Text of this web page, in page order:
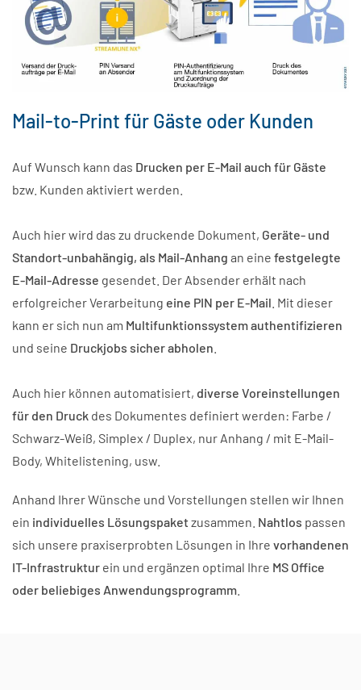
Mail-to-Print für Gäste oder Kunden
Auf Wunsch kann das Drucken per E-Mail auch für Gäste
bzw. Kunden aktiviert werden.
Auch hier wird das zu druckende Dokument, Geräte- und
Standort-unbahängig, als Mail-Anhang an eine festgelegte
E-Mail-Adresse gesendet. Der Absender erhält nach
erfolgreicher Verarbeitung eine PIN per E-Mail . Mit dieser
kann er sich nun am Multifunktionssystem authentifizieren
und seine Druckjobs sicher abholen
Auch hier können automatisiert, diverse Voreinstellungen
für den Druck des Dokumentes definiert werden: Farbe /
Schwarz-Weiß, Simplex / Duplex, nur Anhang / mit E-Mail-
Body, Whitelistening, usw.
Anhand Ihrer Wünsche und Vorstellungen stellen wir Ihnen
ein individuelles Lösungspaketzusammen. Nahtlos passen
sich unsere praxiserprobten Lösungen in Ihre vorhandenen
IT-Infrastruktur ein und ergänzen optimal Ihre MS Office
oder beliebiges Anwendungsprogramm